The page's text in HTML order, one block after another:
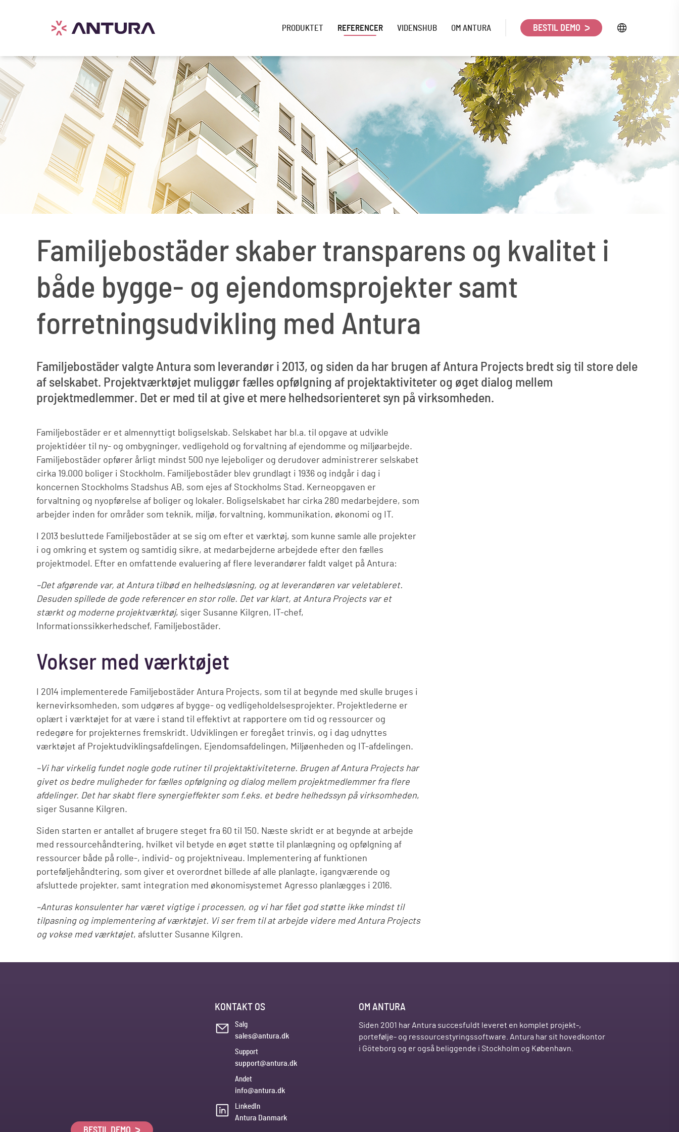
PRODUKTET REFERENCER VIDENSHUB OM ANTURA BESTIL DEMO
Familjebostäder skaber transparens og kvalitet i
både bygge- og ejendomsprojekter samt
forretningsudvikling med Antura
Familjebostäder valgte Antura som leverandør i 2013, og siden da har brugen af Antura Projects bredt sig til store dele
af selskabet. Projektværktøjet muliggør fælles opfølgning af projektaktiviteter og øget dialog mellem
projektmedlemmer. Det er med til at give et mere helhedsorienteret syn på virksomheden.
Familjebostäder er et almennyttigt boligselskab. Selskabet har bl.a. til opgave at udvikle
projektidéer til ny- og ombygninger, vedligehold og forvaltning af ejendomme og miljøarbejde.
Familjebostäder opfører årligt mindst 500 nye lejeboliger og derudover administrerer selskabet
cirka 19.000 boliger i Stockholm. Familjebostäder blev grundlagt i 1936 og indgår i dag i
koncernen Stockholms Stadshus AB, som ejes af Stockholms Stad. Kerneopgaven er
forvaltning og nyopførelse af boliger og lokaler. Boligselskabet har cirka 280 medarbejdere, som
arbejder inden for områder som teknik, miljø, forvaltning, kommunikation, økonomi og IT.
I 2013 besluttede Familjebostäder at se sig om efter et værktøj, som kunne samle alle projekter
i og omkring et system og samtidig sikre, at medarbejderne arbejdede efter den fælles
projektmodel. Efter en omfattende evaluering af flere leverandører faldt valget på Antura:
–Det afgørende var, at Antura tilbød en helhedsløsning, og at leverandøren var veletableret.
Desuden spillede de gode referencer en stor rolle. Det var klart, at Antura Projects var et
stærkt og moderne projektværktøj, siger Susanne Kilgren, IT-chef,
Informationssikkerhedschef, Familjebostäder.
Vokser med værktøjet
I 2014 implementerede Familjebostäder Antura Projects, som til at begynde med skulle bruges i
kernevirksomheden, som udgøres af bygge- og vedligeholdelsesprojekter. Projektlederne er
oplært i værktøjet for at være i stand til effektivt at rapportere om tid og ressourcer og
redegøre for projekternes fremskridt. Udviklingen er foregået trinvis, og i dag udnyttes
værktøjet af Projektudviklingsafdelingen, Ejendomsafdelingen, Miljøenheden og IT-afdelingen.
–Vi har virkelig fundet nogle gode rutiner til projektaktiviteterne. Brugen af Antura Projects har
givet os bedre muligheder for fælles opfølgning og dialog mellem projektmedlemmer fra flere
afdelinger. Det har skabt flere synergieffekter som f.eks. et bedre helhedssyn på virksomheden,
siger Susanne Kilgren.
Siden starten er antallet af brugere steget fra 60 til 150. Næste skridt er at begynde at arbejde
med ressourcehåndtering, hvilket vil betyde en øget støtte til planlægning og opfølgning af
ressourcer både på rolle-, individ- og projektniveau. Implementering af funktionen
porteføljehåndtering, som giver et overordnet billede af alle planlagte, igangværende og
afsluttede projekter, samt integration med økonomisystemet Agresso planlægges i 2016.
–Anturas konsulenter har været vigtige i processen, og vi har fået god støtte ikke mindst til
tilpasning og implementering af værktøjet. Vi ser frem til at arbejde videre med Antura Projects
og vokse med værktøjet, afslutter Susanne Kilgren.
KONTAKT OS
Salg
sales@antura.dk
Support
support@antura.dk
Andet
info@antura.dk
LinkedIn
Antura Danmark
OM ANTURA
Siden 2001 har Antura succesfuldt leveret en komplet projekt-,
portefølje- og ressourcestyringssoftware. Antura har sit hovedkontor
i Göteborg og er også beliggende i Stockholm og København.